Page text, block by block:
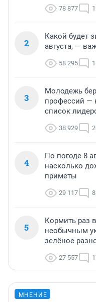
78 877
2
Какой будет
августа, —
58 295
3
Молодежь
профессий —
список
38 929
4
По погоде 8
насколько
приметы
29 117 8
5
Кормить раз
необычным
зелёное
27 557
МНЕНИЕ